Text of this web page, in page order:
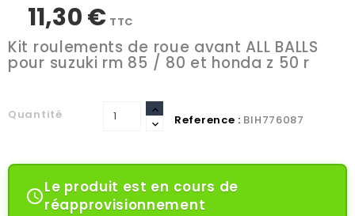
11,30 € TTC
Kit roulements de roue avant ALL BALLS
pour suzuki rm 85 / 80 et honda z 50 r
Quantité Reference : BIH776087
Le produit est en cours de
réapprovisionnement